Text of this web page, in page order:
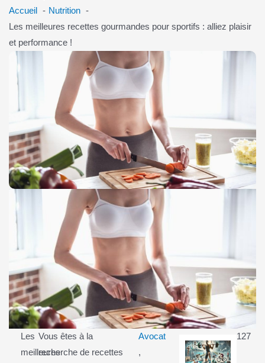
Accueil
Nutrition
Les meilleures recettes gourmandes pour sportifs : alliez plaisir
et performance !
Les
meilleures
Vous êtes à la
recherche de recettes
Avocat
,
127